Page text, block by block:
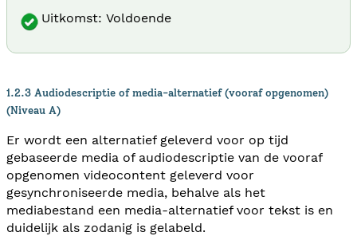
Uitkomst: Voldoende
1.2.3 Audiodescriptie of media-alternatief (vooraf opgenomen)
(Niveau A)
Er wordt een alternatief geleverd voor op tijd
gebaseerde media of audiodescriptie van de vooraf
opgenomen videocontent geleverd voor
gesynchroniseerde media, behalve als het
mediabestand een media-alternatief voor tekst is en
duidelijk als zodanig is gelabeld.